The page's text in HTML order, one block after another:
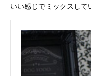
いい感じでミックスして